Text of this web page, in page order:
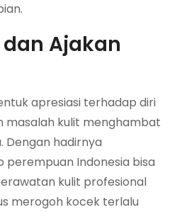
Ajakan
apresiasi terhadap diri
masalah kulit menghambat
Dengan hadirnya
perempuan Indonesia bisa
kulit profesional
merogoh kocek terlalu